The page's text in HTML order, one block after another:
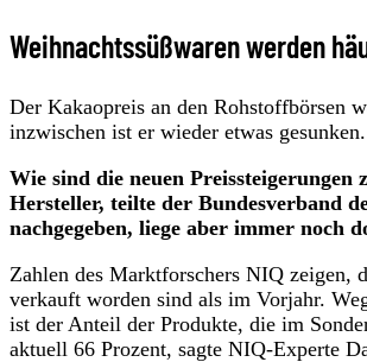
Weihnachtssüßwaren werden
Der Kakaopreis an den Rohstoffbörsen
inzwischen ist er wieder etwas gesunken.
Wie sind die neuen
Hersteller, teilte der Bundesverband
nachgegeben, liege aber immer noch
Zahlen des Marktforschers NIQ zeigen,
verkauft worden sind als im Vorjahr.
ist der Anteil der Produkte, die im
aktuell 66 Prozent, sagte NIQ-Experte